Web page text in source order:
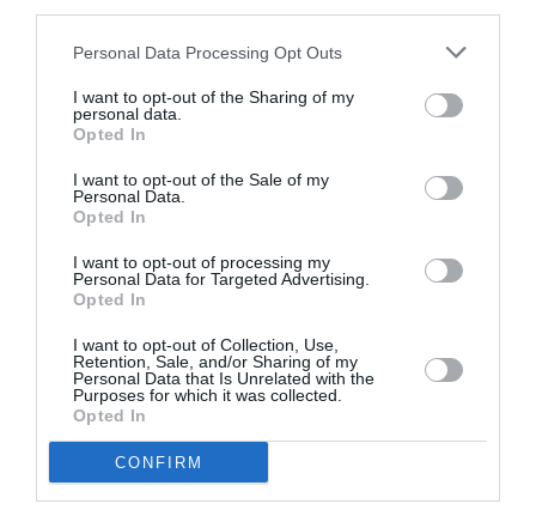
Personal Data Processing Opt Outs
I want to opt-out of the Sharing of my
personal data.
Opted In
I want to opt-out of the Sale of my
Personal Data.
Opted In
I want to opt-out of processing my
Personal Data for Targeted Advertising.
Opted In
I want to opt-out of Collection, Use,
Retention, Sale, and/or Sharing of my
Personal Data that Is Unrelated with the
Purposes for which it was collected.
Opted In
CONFIRM
μάθετε πρώτοι όλες τις ειδήσεις
Δείτε όλα τατελευταία νέαγια την Τέχνη και τον
Πολιτισμό στοCulturenow.gr
Νέοι Διαγωνισμοί
Tags
ΕΛΛΗΝΕΣ ΣΥΓΓΡΑΦΕΙΣ ΠΟΙΗΣΗ
Κάθε βδομάδα στο e-mail σας τα τελευταία νέα για
την Τέχνη και τον Πολιτισμό!